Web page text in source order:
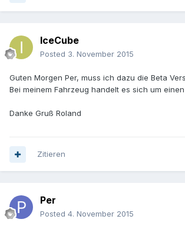
IceCube
Posted 3. November 2015
Guten Morgen Per, muss ich dazu die Beta
Bei meinem Fahrzeug handelt es sich um einen
Danke Gruß Roland
Zitieren
Per
Posted 4. November 2015